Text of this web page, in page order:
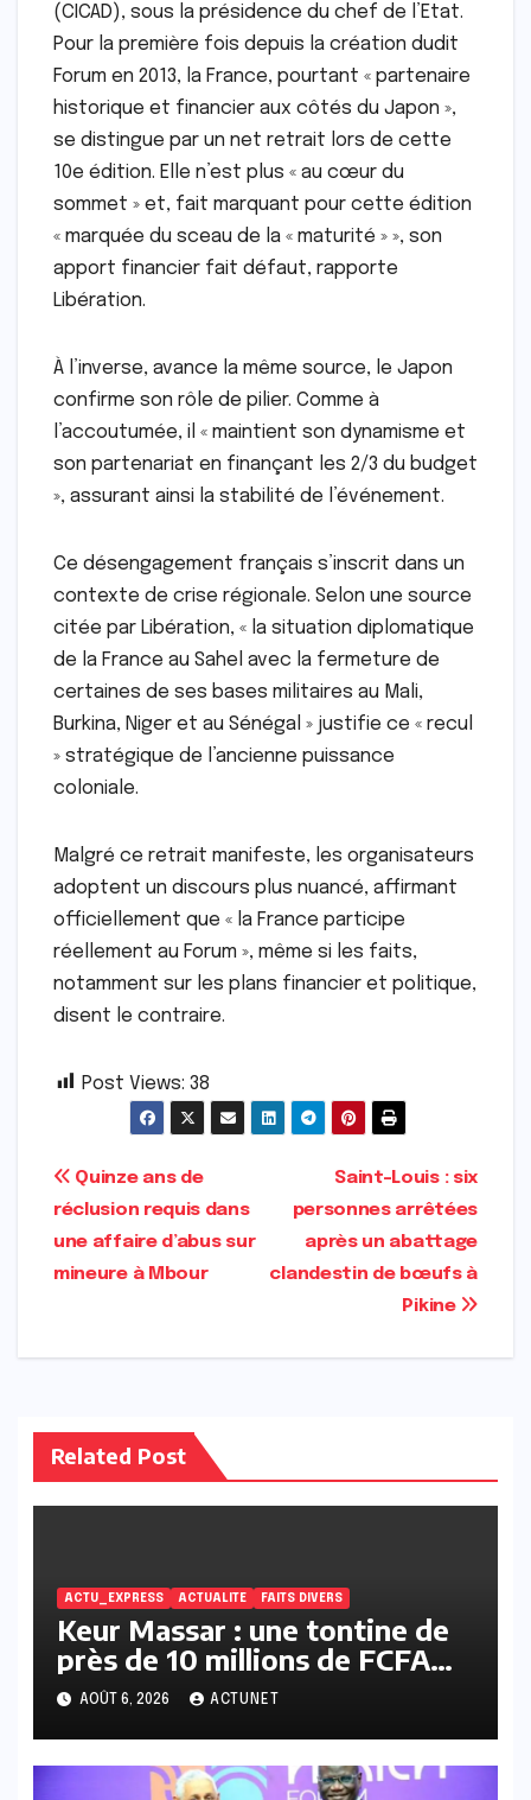
(CICAD), sous la présidence du chef de l’Etat.
Pour la première fois depuis la création dudit
Forum en 2013, la France, pourtant « partenaire
historique et financier aux côtés du Japon »,
se distingue par un net retrait lors de cette
10e édition. Elle n’est plus « au cœur du
sommet » et, fait marquant pour cette édition
« marquée du sceau de la « maturité » », son
apport financier fait défaut, rapporte
Libération.
À l’inverse, avance la même source, le Japon
confirme son rôle de pilier. Comme à
l’accoutumée, il « maintient son dynamisme et
son partenariat en finançant les 2/3 du budget
», assurant ainsi la stabilité de l’événement.
Ce désengagement français s’inscrit dans un
contexte de crise régionale. Selon une source
citée par Libération, « la situation diplomatique
de la France au Sahel avec la fermeture de
certaines de ses bases militaires au Mali,
Burkina, Niger et au Sénégal » justifie ce « recul
» stratégique de l’ancienne puissance
coloniale.
Malgré ce retrait manifeste, les organisateurs
adoptent un discours plus nuancé, affirmant
officiellement que « la France participe
réellement au Forum », même si les faits,
notamment sur les plans financier et politique,
disent le contraire.
Post Views: 38
Navigation
de
l’article
Saint-Louis : six
personnes arrêtées
après un abattage
clandestin de bœufs à
Pikine
Quinze ans de
réclusion requis dans
une affaire d’abus sur
mineure à Mbour
Related Post
ACTU_EXPRESS ACTUALITE FAITS DIVERS
Keur Massar : une tontine de
près de 10 millions de FCFA
vire au scandale, la
responsable en prison
AOÛT 6, 2026 ACTUNET